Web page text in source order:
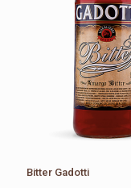
Bitter Gadotti